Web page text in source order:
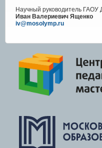
Научный руководитель ГАОУ
Иван Валериевич Ященко
iv@mosolymp.ru